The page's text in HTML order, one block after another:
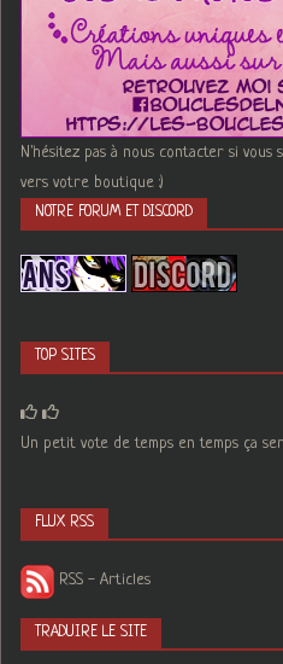
N'hésitez pas à nous contacter si
vers votre boutique :)
NOTRE FORUM ET DISCORD
TOP SITES
Un petit vote de temps en temps ça
FLUX RSS
RSS - Articles
TRADUIRE LE SITE